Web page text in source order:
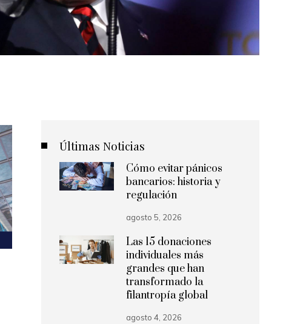
Últimas Noticias
Cómo evitar pánicos
bancarios: historia y
regulación
agosto 5, 2026
Las 15 donaciones
individuales más
grandes que han
transformado la
filantropía global
agosto 4, 2026